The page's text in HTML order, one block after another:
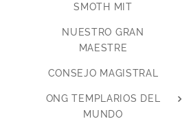
SMOTH MIT
NUESTRO GRAN
MAESTRE
CONSEJO MAGISTRAL
ONG TEMPLARIOS DEL
MUNDO